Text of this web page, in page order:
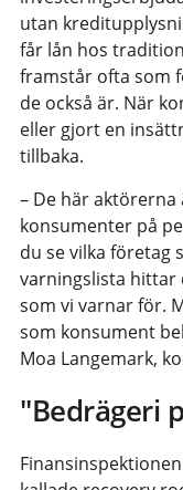
utan
får lån hos
framstår ofta som
de också är. När
eller gjort en
tillbaka.
– De här
konsumenter på
du se vilka företag
varningslista hittar
som vi varnar för.
som konsument
Moa Langemark,
"Bedrägeri